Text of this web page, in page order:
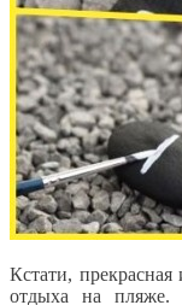
Кстати, прекрасная
отдыха на пляже.